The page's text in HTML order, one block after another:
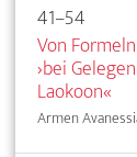
41–54
Von
›bei
Laokoon«
Armen